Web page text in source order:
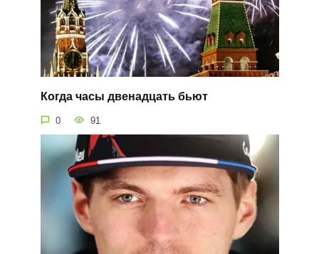
Когда часы двенадцать бьют
0 91